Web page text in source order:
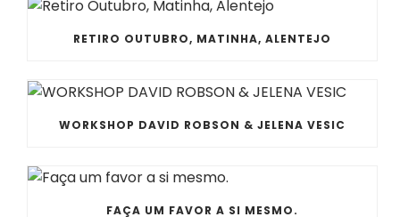
RETIRO OUTUBRO, MATINHA, ALENTEJO
WORKSHOP DAVID ROBSON & JELENA VESIC
FAÇA UM FAVOR A SI MESMO.